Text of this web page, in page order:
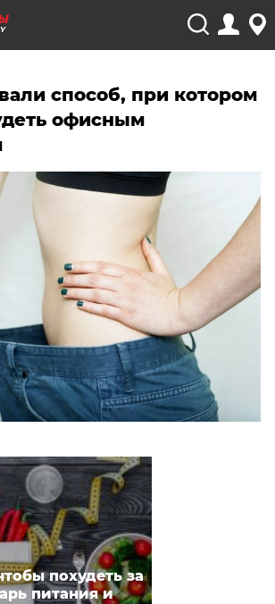
способ, при котором
офисным
похудеть за
питания и